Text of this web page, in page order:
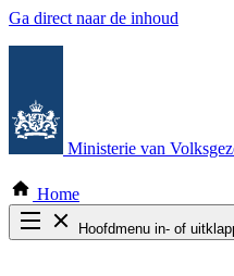
Ga direct naar de inhoud
Ministerie van
Home
Hoofdmenu in- of